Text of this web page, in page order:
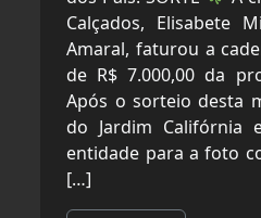
Calçados, Elisabete
Amaral, faturou a
de R$ 7.000,00 da
Após o sorteio desta
do Jardim Califórnia
entidade para a foto
[…]